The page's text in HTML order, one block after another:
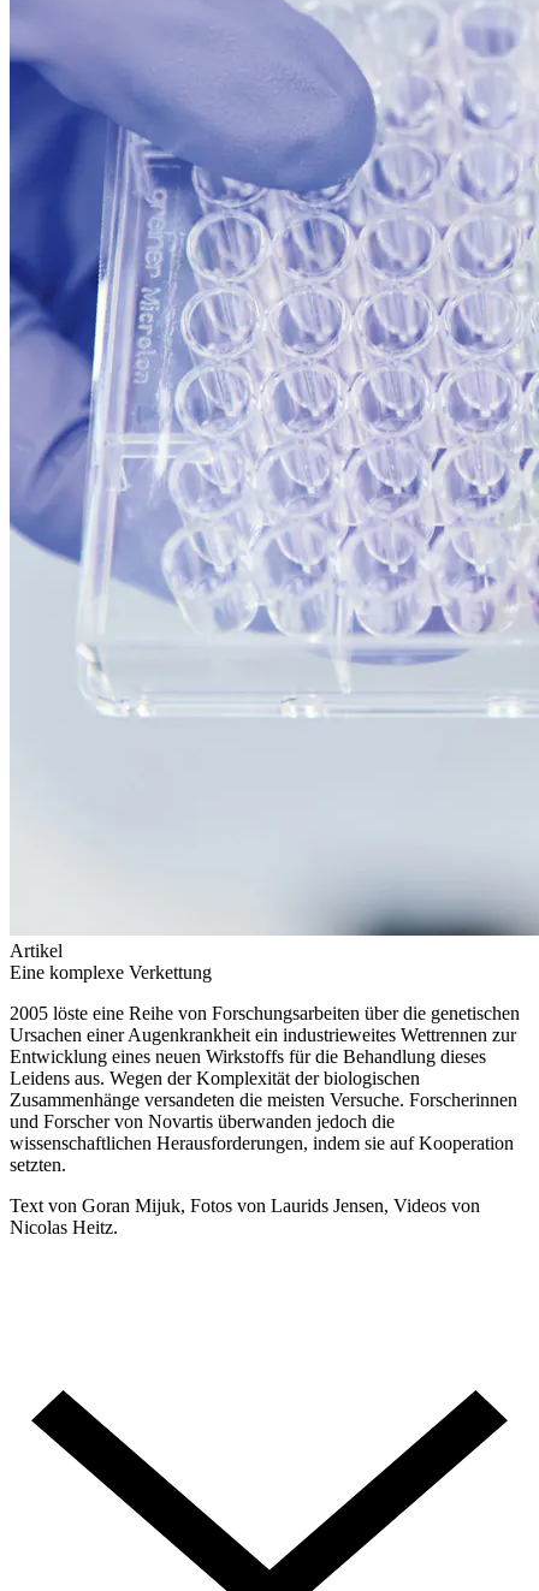
Artikel
Eine komplexe Verkettung
2005 löste eine Reihe von Forschungsarbeiten über die genetischen
Ursachen einer Augenkrankheit ein industrieweites Wettrennen zur
Entwicklung eines neuen Wirkstoffs für die Behandlung dieses
Leidens aus. Wegen der Komplexität der biologischen
Zusammenhänge versandeten die meisten Versuche. Forscherinnen
und Forscher von Novartis überwanden jedoch die
wissenschaftlichen Herausforderungen, indem sie auf Kooperation
setzten.
Text von Goran Mijuk, Fotos von Laurids Jensen, Videos von
Nicolas Heitz.